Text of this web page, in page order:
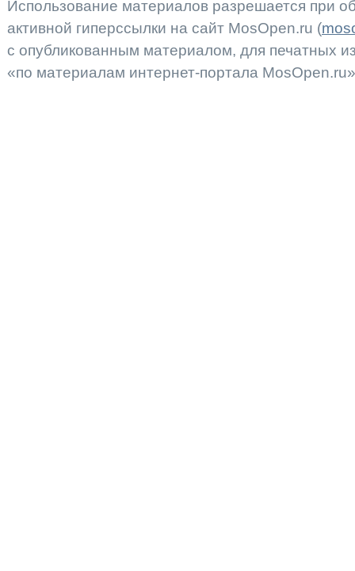
Использование материалов разрешается при
активной гиперссылки на сайт MosOpen.ru (
с опубликованным материалом, для печатных
«по материалам интернет-портала